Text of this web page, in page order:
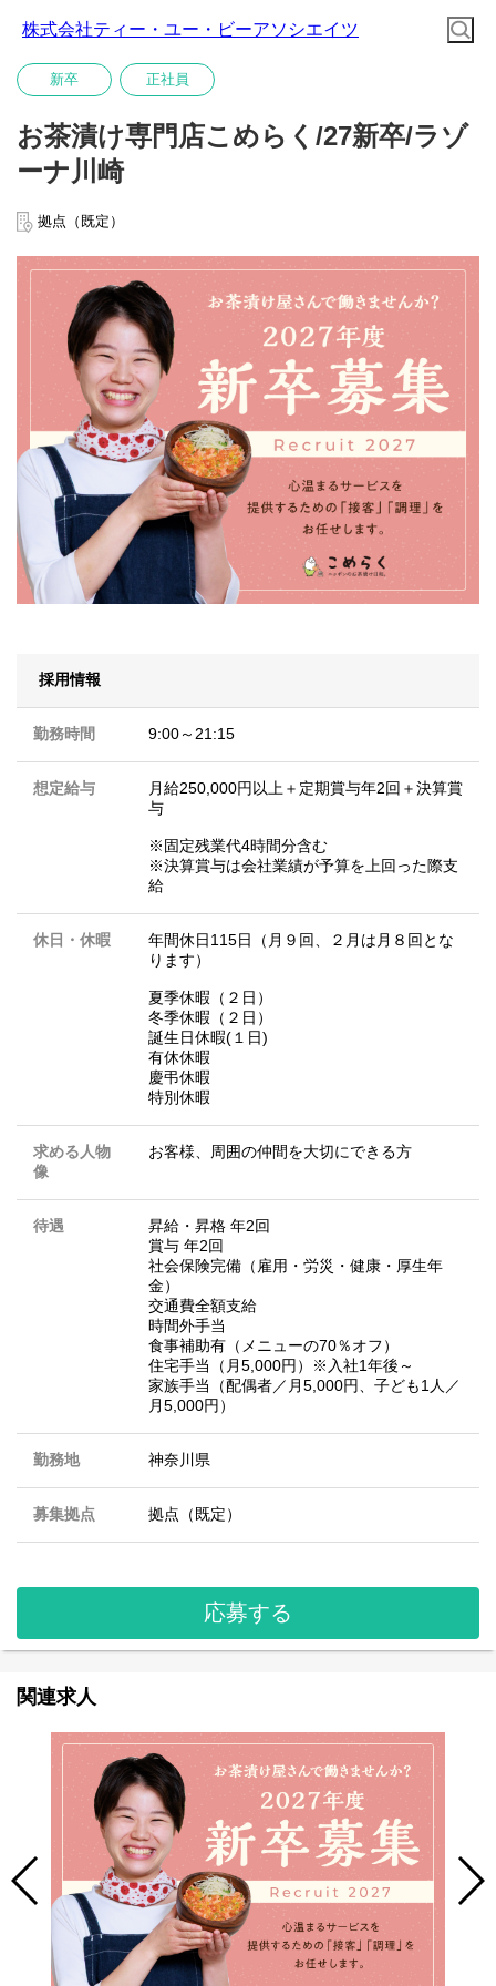
株式会社ティー・ユー・ビーアソシエイツ
新卒 正社員
お茶漬け専門店こめらく/27新卒/ラゾ
ーナ川崎
拠点（既定）
採用情報
勤務時間 9:00～21:15
想定給与
月給250,000円以上＋定期賞与年2回＋決算賞
与
※固定残業代4時間分含む
※決算賞与は会社業績が予算を上回った際支
給
休日・休暇
年間休日115日（月９回、２月は月８回とな
ります）
夏季休暇（２日）
冬季休暇（２日）
誕生日休暇(１日)
有休休暇
慶弔休暇
特別休暇
求める人物
像
お客様、周囲の仲間を大切にできる方
待遇
昇給・昇格 年2回
賞与 年2回
社会保険完備（雇用・労災・健康・厚生年
金）
交通費全額支給
時間外手当
食事補助有（メニューの70％オフ）
住宅手当（月5,000円）※入社1年後～
家族手当（配偶者／月5,000円、子ども1人／
月5,000円）
勤務地 神奈川県
募集拠点 拠点（既定）
応募する
関連求人